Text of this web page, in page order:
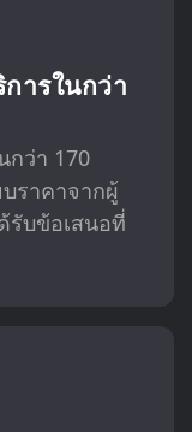
ารในกว่า
ว่า 170
ราคาจากผู้
รับข้อเสนอที่